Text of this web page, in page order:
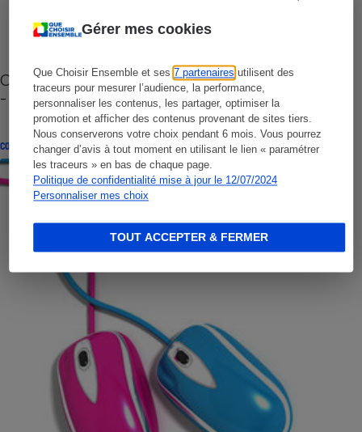
Gérer mes cookies
Que Choisir Ensemble et ses7 partenaires utilisent des
traceurs pour mesurer l’audience, la performance,
personnaliser les contenus, les partager, optimiser la
promotion et afficher des contenus provenant de sites tiers.
Nous conserverons votre choix pendant 6 mois. Vous pourrez
changer d’avis à tout moment en utilisant le lien « paramétrer
les traceurs » en bas de chaque page.
Politique de confidentialité mise à jour le 12/07/2024
Personnaliser mes choix
TOUT ACCEPTER & FERMER
Cafetière à capsules zéro déchet CoffeeB (vidéo)
- Premières impressions
CONSEILS